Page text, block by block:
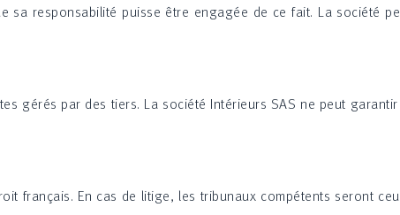
sa responsabilité puisse être engagée de ce fait. La société
gérés par des tiers. La société Intérieurs SAS ne peut
français. En cas de litige, les tribunaux compétents seront